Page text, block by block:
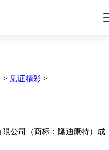
> 见证精彩 >
公司（商标：隆迪康特）成